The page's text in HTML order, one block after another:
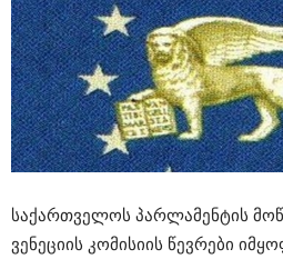
საქართველოს პარლამენტის
ვენეციის კომისიის წევრები